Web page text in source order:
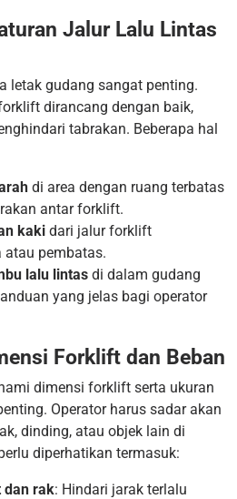
Jalur Lalu Lintas
letak gudang sangat penting.
dirancang dengan baik,
tabrakan. Beberapa hal
di area dengan ruang terbatas
antar forklift.
kaki dari jalur forklift
atau pembatas.
lalu lintas di dalam gudang
yang jelas bagi operator
Forklift dan Beban
dimensi forklift serta ukuran
Operator harus sadar akan
dinding, atau objek lain di
diperhatikan termasuk:
rak: Hindari jarak terlalu